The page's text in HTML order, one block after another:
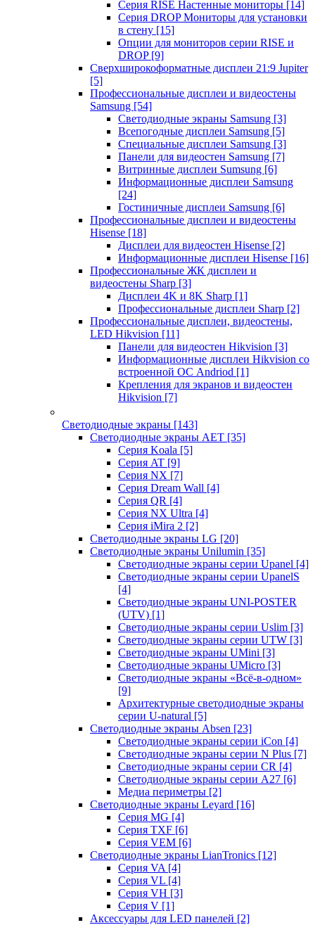
Серия RISE Настенные мониторы [14]
Серия DROP Мониторы для установки
в стену [15]
Опции для мониторов серии RISE и
DROP [9]
Сверхширокоформатные дисплеи 21:9 Jupiter
[5]
Профессиональные дисплеи и видеостены
Samsung [54]
Светодиодные экраны Samsung [3]
Всепогодные дисплеи Samsung [5]
Специальные дисплеи Samsung [3]
Панели для видеостен Samsung [7]
Витринные дисплеи Sumsung [6]
Информационные дисплеи Samsung
[24]
Гостиничные дисплеи Samsung [6]
Профессиональные дисплеи и видеостены
Hisense [18]
Дисплеи для видеостен Hisense [2]
Информационные дисплеи Hisense [16]
Профессиональные ЖК дисплеи и
видеостены Sharp [3]
Дисплеи 4K и 8K Sharp [1]
Профессиональные дисплеи Sharp [2]
Профессиональные дисплеи, видеостены,
LED Hikvision [11]
Панели для видеостен Hikvision [3]
Информационные дисплеи Hikvision со
встроенной ОС Andriod [1]
Крепления для экранов и видеостен
Hikvision [7]
Светодиодные экраны [143]
Светодиодные экраны AET [35]
Cерия Koala [5]
Серия AT [9]
Серия NX [7]
Серия Dream Wall [4]
Серия QR [4]
Серия NX Ultra [4]
Серия iMira 2 [2]
Светодиодные экраны LG [20]
Светодиодные экраны Unilumin [35]
Светодиодные экраны серии Upanel [4]
Светодиодные экраны серии UpanelS
[4]
Светодиодные экраны UNI-POSTER
(UTV) [1]
Светодиодные экраны серии Uslim [3]
Светодиодные экраны серии UTW [3]
Светодиодные экраны UMini [3]
Светодиодные экраны UMicro [3]
Светодиодные экраны «Всё-в-одном»
[9]
Архитектурные светодиодные экраны
серии U-natural [5]
Светодиодные экраны Absen [23]
Светодиодные экраны серии iCon [4]
Светодиодные экраны серии N Plus [7]
Светодиодные экраны серии CR [4]
Светодиодные экраны серии А27 [6]
Медиа периметры [2]
Светодиодные экраны Leyard [16]
Серия MG [4]
Серия TXF [6]
Серия VEM [6]
Светодиодные экраны LianTronics [12]
Серия VA [4]
Серия VL [4]
Серия VH [3]
Серия V [1]
Аксессуары для LED панелей [2]